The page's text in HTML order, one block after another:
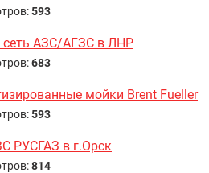
593
сеть АЗС/АГЗС в ЛНР
683
мойки Brent Fueller
593
РУСГАЗ в г.Орск
814